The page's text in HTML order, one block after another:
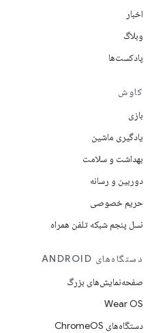
اخبار
وبلاگ
پادکست‌ها
کاوش
بازی
یادگیری ماشین
بهداشت و سلامت
دوربین و رسانه
حریم خصوصی
نسل پنجم شبکه تلفن همراه
دستگاه‌های ANDROID
صفحه‌نمایش‌های بزرگ
Wear OS
دستگاه‌های ChromeOS